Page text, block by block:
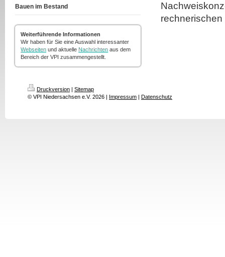
Bauen im Bestand
Weiterführende Informationen
Wir haben für Sie eine Auswahl interessanter
Webseiten und aktuelle Nachrichten aus dem
Bereich der VPI zusammengestellt.
Druckversion | Sitemap
© VPI Niedersachsen e.V. 2026 | Impressum | Datenschutz